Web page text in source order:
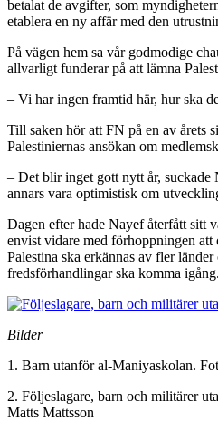
betalat de avgifter, som
etablera en ny affär med den
På vägen hem sa vår godmodige
allvarligt funderar på att lämna
– Vi har ingen framtid här, hur ska
Till saken hör att FN på en av årets
Palestiniernas ansökan om
– Det blir inget gott nytt år,
annars vara optimistisk om
Dagen efter hade Nayef återfått sitt
envist vidare med förhoppningen
Palestina ska erkännas av fler
fredsförhandlingar ska komma igång.
Bilder
1. Barn utanför al-Maniyaskolan.
2. Följeslagare, barn och militärer
Matts Mattsson